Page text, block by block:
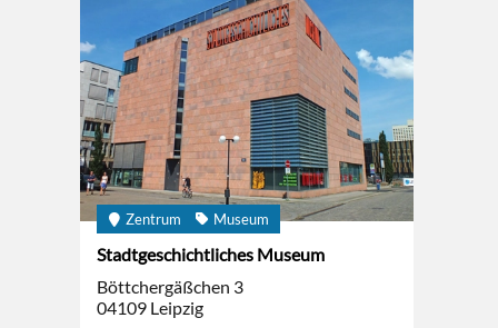
Zentrum Museum
Stadtgeschichtliches Museum
Böttchergäßchen 3
04109 Leipzig